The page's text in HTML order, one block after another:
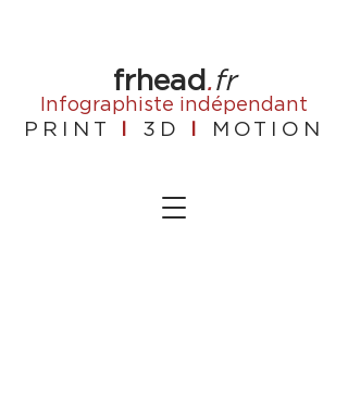
frhead .fr
Infographiste indépendant
PRINT 3D MOTION